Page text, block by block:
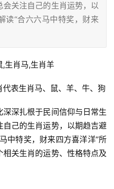
关注自己的生肖运势，以
读“合六六马中特奖，财来
生肖马,生肖羊
表生肖马、鼠、羊、牛、狗
深扎根于民间信仰与日常生
己的生肖运势，以期趋吉避
中特奖，财来四方喜洋洋”所
关生肖的运势、性格特点及